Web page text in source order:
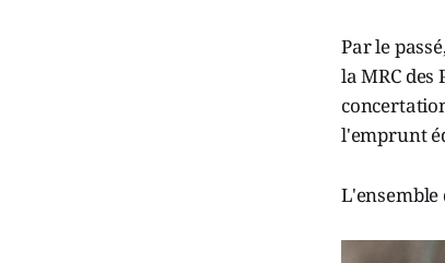
Par le
la MRC
l'emprunt
L'ensemble